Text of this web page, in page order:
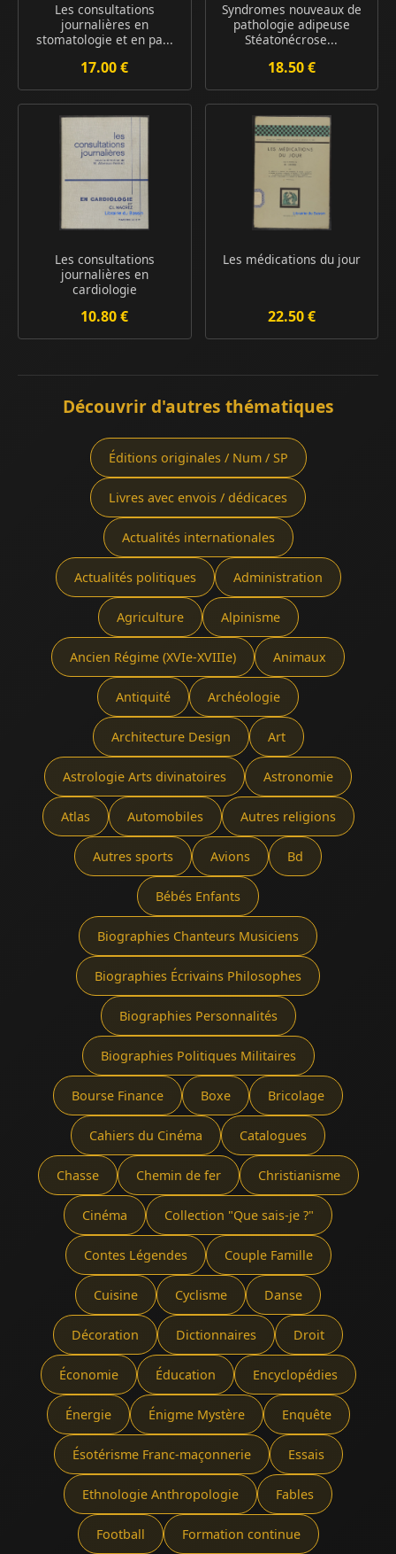
Les consultations
journalières en
stomatologie et en pa...
17.00 €
Syndromes nouveaux de
pathologie adipeuse
Stéatonécrose...
18.50 €
Les consultations
journalières en
cardiologie
10.80 €
Les médications du jour
22.50 €
Découvrir d'autres thématiques
Éditions originales / Num / SP
Livres avec envois / dédicaces
Actualités internationales
Actualités politiques Administration
Agriculture Alpinisme
Ancien Régime (XVIe-XVIIIe) Animaux
Antiquité Archéologie
Architecture Design Art
Astrologie Arts divinatoires Astronomie
Atlas Automobiles Autres religions
Autres sports Avions Bd
Bébés Enfants
Biographies Chanteurs Musiciens
Biographies Écrivains Philosophes
Biographies Personnalités
Biographies Politiques Militaires
Bourse Finance Boxe Bricolage
Cahiers du Cinéma Catalogues
Chasse Chemin de fer Christianisme
Cinéma Collection "Que sais-je ?"
Contes Légendes Couple Famille
Cuisine Cyclisme Danse
Décoration Dictionnaires Droit
Économie Éducation Encyclopédies
Énergie Énigme Mystère Enquête
Ésotérisme Franc-maçonnerie Essais
Ethnologie Anthropologie Fables
Football Formation continue